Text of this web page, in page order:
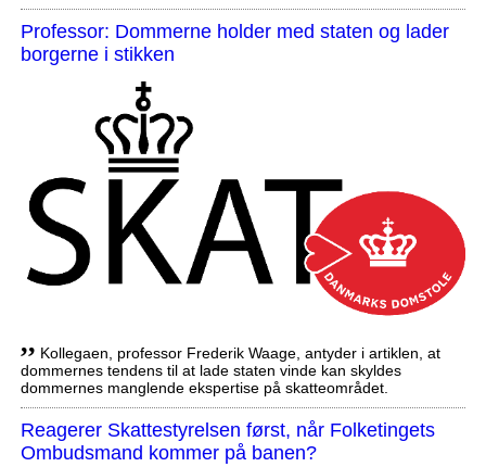
Professor: Dommerne holder med staten og lader
borgerne i stikken
,, Kollegaen, professor Frederik Waage, antyder i artiklen, at
dommernes tendens til at lade staten vinde kan skyldes
dommernes manglende ekspertise på skatteområdet.
Reagerer Skattestyrelsen først, når Folketingets
Ombudsmand kommer på banen?